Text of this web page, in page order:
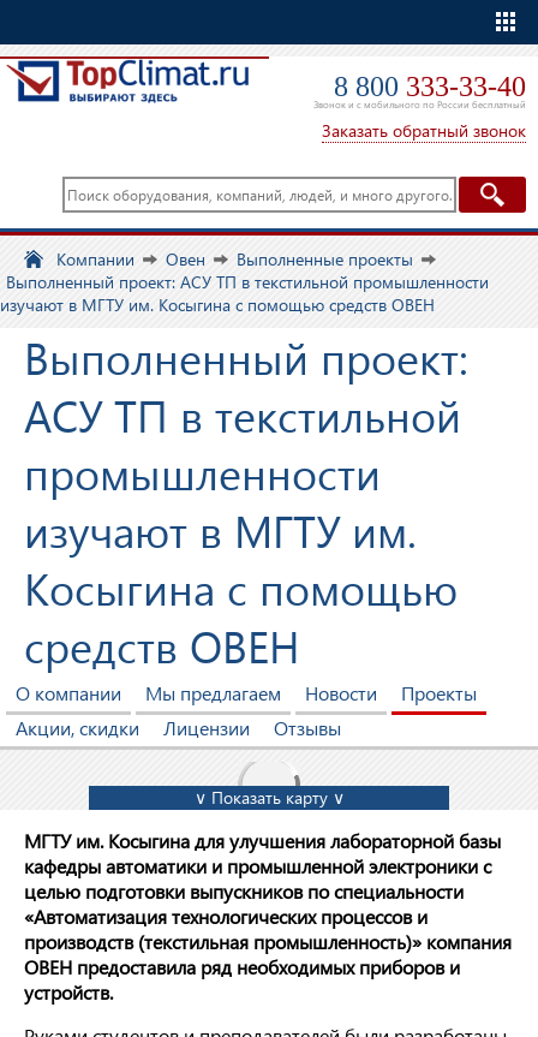
8 800 333-33-40
Звонок и с мобильного по России бесплатный
Заказать обратный звонок
Компании Овен
Выполненные проекты
Выполненный проект: АСУ ТП в текстильной промышленности
изучают в МГТУ им. Косыгина с помощью средств ОВЕН
Выполненный проект:
АСУ ТП в текстильной
промышленности
изучают в МГТУ им.
Косыгина с помощью
средств ОВЕН
О компании Мы предлагаем Новости
Проекты
Акции, скидки
Лицензии Отзывы
∨ Показать карту ∨
МГТУ им. Косыгина для улучшения лабораторной базы
кафедры автоматики и промышленной электроники с
целью подготовки выпускников по специальности
«Автоматизация технологических процессов и
производств (текстильная промышленность)» компания
ОВЕН предоставила ряд необходимых приборов и
устройств.